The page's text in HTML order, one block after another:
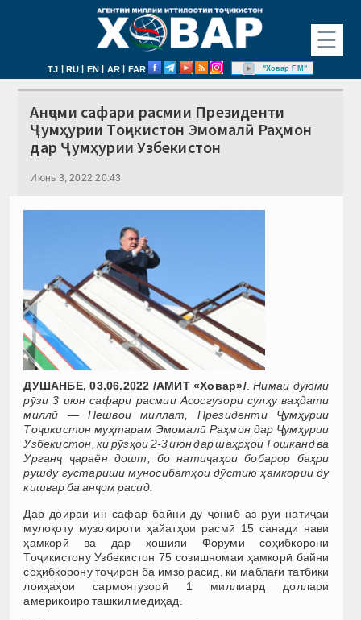
☰
TJ | RU | EN | AR | FAR "Ховар FM"
Анҷоми сафари расмии Президенти
Ҷумҳурии Тоҷикистон Эмомалӣ Раҳмон
дар Ҷумҳурии Узбекистон
Июнь 3, 2022 20:43
ДУШАНБЕ, 03.06.2022 /АМИТ «Ховар»/.Нимаи дуюми
рӯзи 3 июн сафари расмии Асосгузори сулҳу ваҳдати
миллӣ — Пешвои миллат, Президенти Ҷумҳурии
Тоҷикистон муҳтарам Эмомалӣ Раҳмон дар Ҷумҳурии
Узбекистон, ки рӯзҳои 2-3 июн дар шаҳрҳои Тошканд ва
Урганҷ ҷараён дошт, бо натиҷаҳои бобарор баҳри
рушду густариши муносибатҳои дӯстию ҳамкории ду
кишвар ба анҷом расид.
Дар доираи ин сафар байни ду ҷониб аз руи натиҷаи
мулоқоту музокироти ҳайатҳои расмӣ 15 санади нави
ҳамкорӣ ва дар ҳошияи Форуми соҳибкорони
Тоҷикистону Узбекистон 75 созишномаи ҳамкорӣ байни
соҳибкорону тоҷирон ба имзо расид, ки маблағи татбиқи
лоиҳаҳои сармоягузорӣ 1 миллиард доллари
америкоиро ташкил медиҳад.